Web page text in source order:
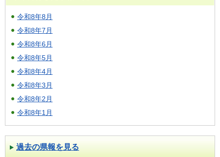
令和8年8月
令和8年7月
令和8年6月
令和8年5月
令和8年4月
令和8年3月
令和8年2月
令和8年1月
過去の県報を見る